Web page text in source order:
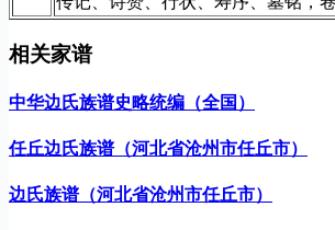
相关家谱
中华边氏族谱史略统编（全国）
任丘边氏族谱（河北省沧州市任丘市）
边氏族谱（河北省沧州市任丘市）